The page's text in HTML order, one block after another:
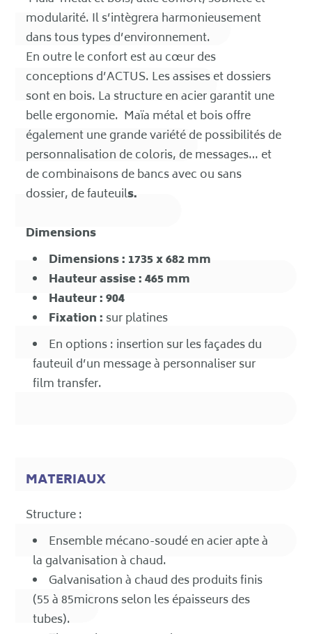
modularité. Il s’intègrera harmonieusement
dans tous types d’environnement.
En outre le confort est au cœur des
conceptions d’ACTUS. Les assises et dossiers
sont en bois. La structure en acier garantit une
belle ergonomie. Maïa métal et bois offre
également une grande variété de possibilités de
personnalisation de coloris, de messages… et
de combinaisons de bancs avec ou sans
dossier, de fauteuils.
Dimensions
Dimensions : 1735 x 682 mm
Hauteur assise : 465 mm
Hauteur : 904
Fixation :sur platines
En options : insertion sur les façades du
fauteuil d’un message à personnaliser sur
film transfer.
MATERIAUX
Structure :
Ensemble mécano-soudé en acier apte à
la galvanisation à chaud.
Galvanisation à chaud des produits finis
(55 à 85microns selon les épaisseurs des
tubes).